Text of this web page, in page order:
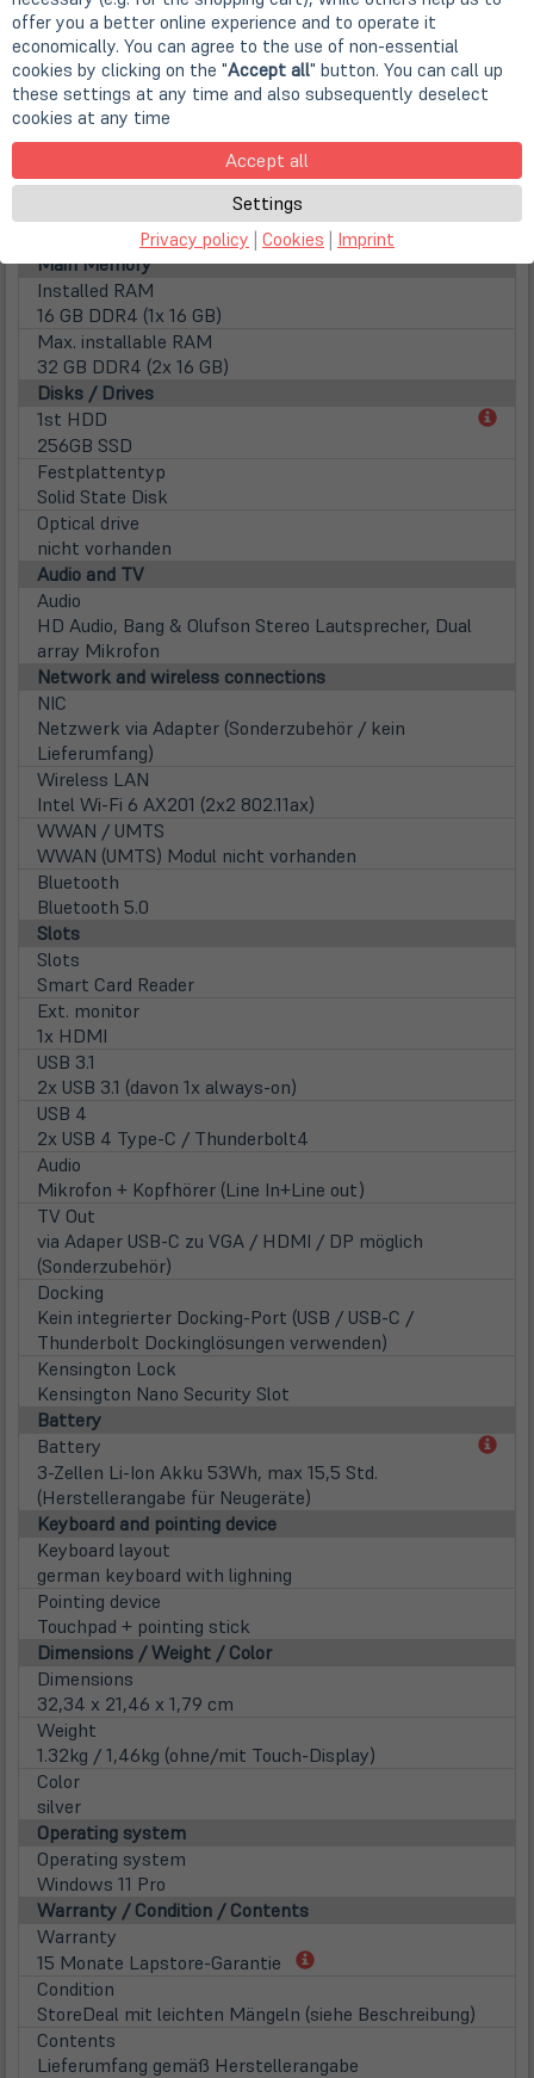
16:9
Surface
Matte display
Lamp type
LED backlight
Touchscreen
WebCam
Integrierte HD-WebCam mit Infrarot Funktion
Main Memory
Installed RAM
16 GB DDR4 (1x 16 GB)
Max. installable RAM
32 GB DDR4 (2x 16 GB)
Disks / Drives
1st HDD
256GB SSD
Festplattentyp
Solid State Disk
Optical drive
nicht vorhanden
Audio and TV
Audio
HD Audio, Bang & Olufson Stereo Lautsprecher, Dual
array Mikrofon
Network and wireless connections
NIC
Netzwerk via Adapter (Sonderzubehör / kein
Lieferumfang)
Wireless LAN
Intel Wi-Fi 6 AX201 (2x2 802.11ax)
WWAN / UMTS
WWAN (UMTS) Modul nicht vorhanden
Bluetooth
Bluetooth 5.0
Slots
Slots
Smart Card Reader
Ext. monitor
1x HDMI
USB 3.1
2x USB 3.1 (davon 1x always-on)
USB 4
2x USB 4 Type-C / Thunderbolt4
Audio
Mikrofon + Kopfhörer (Line In+Line out)
TV Out
via Adaper USB-C zu VGA / HDMI / DP möglich
(Sonderzubehör)
Docking
Kein integrierter Docking-Port (USB / USB-C /
Thunderbolt Dockinglösungen verwenden)
Kensington Lock
Kensington Nano Security Slot
Battery
Battery
3-Zellen Li-Ion Akku 53Wh, max 15,5 Std.
(Herstellerangabe für Neugeräte)
Keyboard and pointing device
Keyboard layout
german keyboard with lighning
Pointing device
Touchpad + pointing stick
Dimensions / Weight / Color
Dimensions
32,34 x 21,46 x 1,79 cm
Weight
1.32kg / 1,46kg (ohne/mit Touch-Display)
Color
silver
Operating system
Operating system
Windows 11 Pro
Warranty / Condition / Contents
Warranty
15 Monate Lapstore-Garantie
(öffnet
neuem
Condition
StoreDeal mit leichten Mängeln (siehe Beschreibung)
Contents
Lieferumfang gemäß Herstellerangabe
offer you a better online experience and to operate it
economically. You can agree to the use of non-essential
cookies by clicking on the "Accept all" button. You can call up
these settings at any time and also subsequently deselect
cookies at any time
Accept all
Settings
Privacy policy | Cookies | Imprint